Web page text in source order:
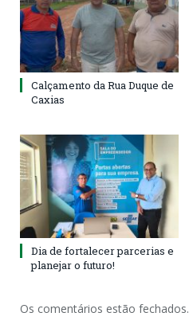
Calçamento da Rua Duque de
Caxias
Dia de fortalecer parcerias e
planejar o futuro!
Os comentários estão fechados.